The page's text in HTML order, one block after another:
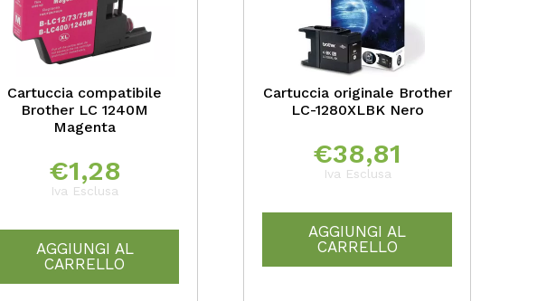
Cartuccia compatibile
Brother LC 1240M
Magenta
€1,28
Iva Esclusa
AGGIUNGI AL
CARRELLO
Cartuccia originale Brother
LC-1280XLBK Nero
€38,81
Iva Esclusa
AGGIUNGI AL
CARRELLO